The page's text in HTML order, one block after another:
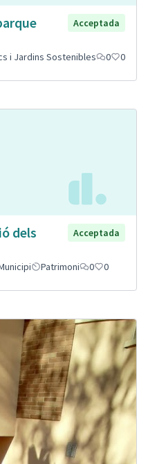
Acceptada
i Jardins Sostenibles 0 0
dels
Acceptada
Patrimoni 0 0